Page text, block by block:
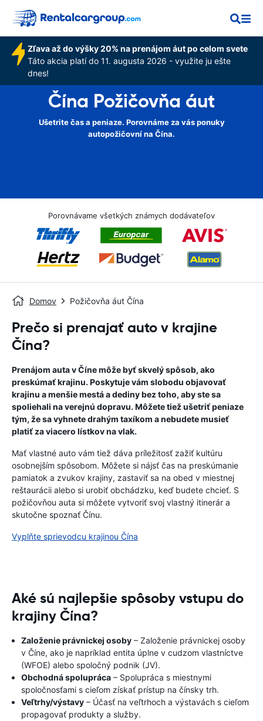
Zľava až do výšky 20% na prenájom áut po celom svete
Táto akcia platí do 11. augusta 2026 - využite ju ešte
dnes!
Čína Požičovňa áut
Ušetrite čas a peniaze. Porovnáme za vás ponuky
autopožičovní na Čína.
Porovnávame všetkých známych dodávateľov
Domov Požičovňa áut Čína
Prečo si prenajať auto v krajine
Čína?
Prenájom auta v Číne môže byť skvelý spôsob, ako
preskúmať krajinu. Poskytuje vám slobodu objavovať
krajinu a menšie mestá a dediny bez toho, aby ste sa
spoliehali na verejnú dopravu. Môžete tiež ušetriť peniaze
tým, že sa vyhnete drahým taxíkom a nebudete musieť
platiť za viacero lístkov na vlak.
Mať vlastné auto vám tiež dáva príležitosť zažiť kultúru
osobnejším spôsobom. Môžete si nájsť čas na preskúmanie
pamiatok a zvukov krajiny, zastaviť sa na obed v miestnej
reštaurácii alebo si urobiť obchádzku, keď budete chcieť. S
požičovňou auta si môžete vytvoriť svoj vlastný itinerár a
skutočne spoznať Čínu.
Vyplňte sprievodcu krajinou Čína
Aké sú najlepšie spôsoby vstupu do
krajiny Čína?
Založenie právnickej osoby – Založenie právnickej osoby
v Číne, ako je napríklad entita úplne v cudzom vlastníctve
(WFOE) alebo spoločný podnik (JV).
Obchodná spolupráca – Spolupráca s miestnymi
spoločnosťami s cieľom získať prístup na čínsky trh.
Veľtrhy/výstavy – Účasť na veľtrhoch a výstavách s cieľom
propagovať produkty a služby.